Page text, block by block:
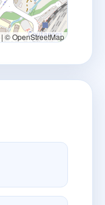
| © OpenStreetMap